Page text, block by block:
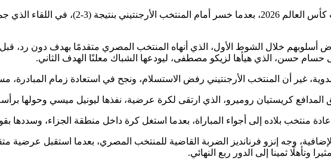
أُسدل الستار على مشوار منتخب مصر، في
حسن، الذي هيأها لزيكو مصطفى، ليودعها الشباك معلنًا الهدف الثاني.
غير أن المنتخب الأرجنتيني رفض الاستسلام، ونجح في استعادة زمام المبادرة،
بلاده إلى أجواء المباراة، بعدما استغل كرة داخل منطقة الجزاء، وسددها
وجه إنزو فرنانديز الضربة القاضية للمنتخب المصري، بعدما استقبل عرضية
وتأهلًا ثمينا إلى الدور ربع النهائي.